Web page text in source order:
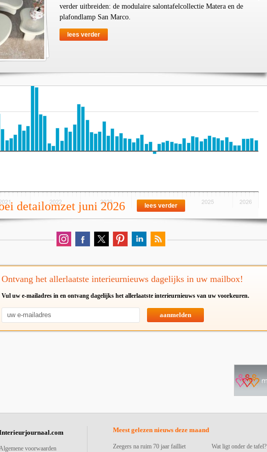
verder uitbreiden: de modulaire salontafelcollectie Matera en de
plafondlamp San Marco.
lees verder
detailomzet juni 2026 lees verder
Ontvang het allerlaatste interieurnieuws dagelijks in uw mailbox!
Vul uw e-mailadres in en ontvang dagelijks het allerlaatste interieurnieuws van uw voorkeuren.
aanmelden
voorwaarden
Meest gelezen nieuws deze maand
Zeegers na ruim 70 jaar failliet Wat ligt onder de tafel?